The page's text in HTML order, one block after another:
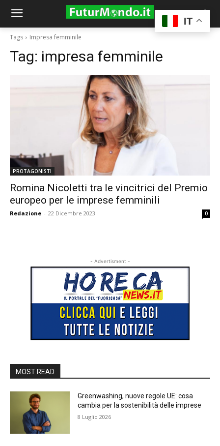
Tags Impresa femminile
Tag: impresa femminile
PROTAGONISTI
Romina Nicoletti tra le vincitrici del Premio
europeo per le imprese femminili
Redazione - 22 Dicembre 2023 0
- Advertisment -
MOST READ
Greenwashing, nuove regole UE: cosa
cambia per la sostenibilità delle imprese
8 Luglio 2026
IT